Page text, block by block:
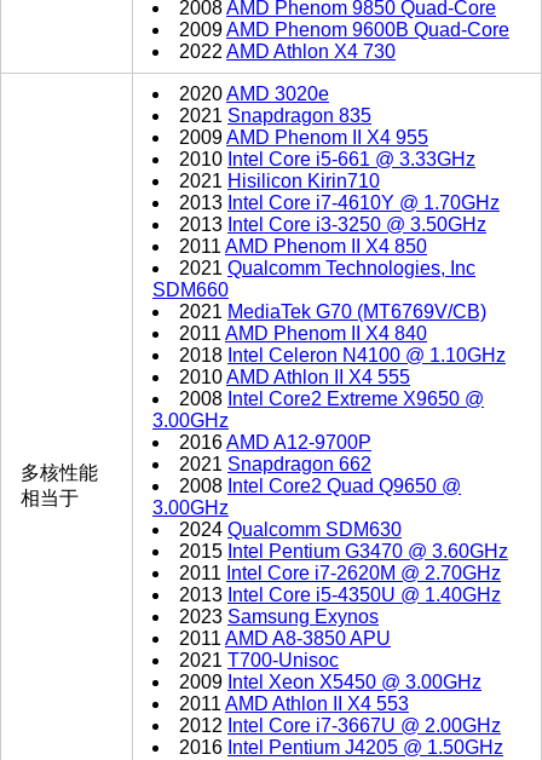
2008AMD Phenom 9850 Quad-Core
2009AMD Phenom 9600B Quad-Core
2022AMD Athlon X4 730
多核性能
相当于
2020AMD 3020e
2021 Snapdragon 835
2009AMD Phenom II X4 955
2010 Intel Core i5-661 @ 3.33GHz
2021 Hisilicon Kirin710
2013 Intel Core i7-4610Y @ 1.70GHz
2013 Intel Core i3-3250 @ 3.50GHz
2011AMD Phenom II X4 850
2021 Qualcomm Technologies, Inc
SDM660
2021 MediaTek G70 (MT6769V/CB)
2011AMD Phenom II X4 840
2018 Intel Celeron N4100 @ 1.10GHz
2010AMD Athlon II X4 555
2008 Intel Core2 Extreme X9650 @
3.00GHz
2016AMD A12-9700P
2021 Snapdragon 662
2008 Intel Core2 Quad Q9650 @
3.00GHz
2024 Qualcomm SDM630
2015 Intel Pentium G3470 @ 3.60GHz
2011 Intel Core i7-2620M @ 2.70GHz
2013 Intel Core i5-4350U @ 1.40GHz
2023 Samsung Exynos
2011AMD A8-3850 APU
2021 T700-Unisoc
2009 Intel Xeon X5450 @ 3.00GHz
2011AMD Athlon II X4 553
2012 Intel Core i7-3667U @ 2.00GHz
2016 Intel Pentium J4205 @ 1.50GHz